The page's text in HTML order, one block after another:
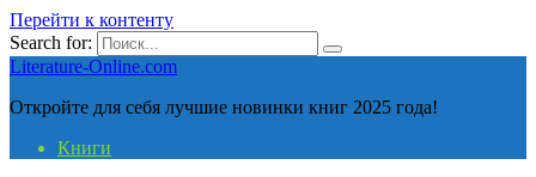
Перейти к контенту
Search for:
Literature-Online.com
Откройте для себя лучшие новинки книг 2025 года!
Книги